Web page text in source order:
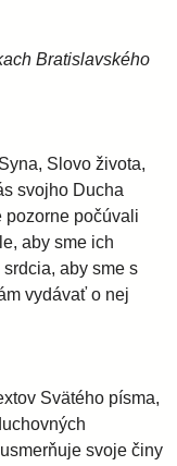
Bratislavského
Slovo života,
svojho Ducha
pozorne počúvali
aby sme ich
aby sme s
vydávať o nej
Svätého písma,
svoje činy